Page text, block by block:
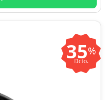
35%
Dcto.